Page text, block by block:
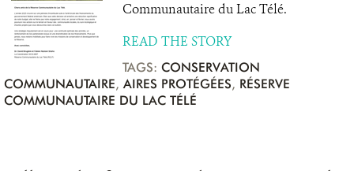
Communautaire du Lac Télé.
READ THE STORY
TAGS: CONSERVATION
COMMUNAUTAIRE, AIRES PROTÉGÉES, RÉSERVE
COMMUNAUTAIRE DU LAC TÉLÉ